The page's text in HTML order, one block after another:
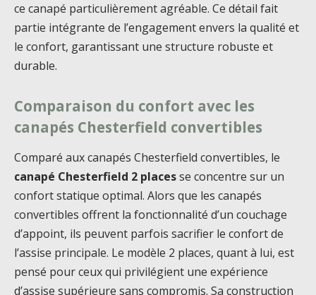
ce canapé particulièrement agréable. Ce détail fait
partie intégrante de l’engagement envers la qualité et
le confort, garantissant une structure robuste et
durable.
Comparaison du confort avec les
canapés Chesterfield convertibles
Comparé aux canapés Chesterfield convertibles, le
canapé Chesterfield 2 placesse concentre sur un
confort statique optimal. Alors que les canapés
convertibles offrent la fonctionnalité d’un couchage
d’appoint, ils peuvent parfois sacrifier le confort de
l’assise principale. Le modèle 2 places, quant à lui, est
pensé pour ceux qui privilégient une expérience
d’assise supérieure sans compromis. Sa construction